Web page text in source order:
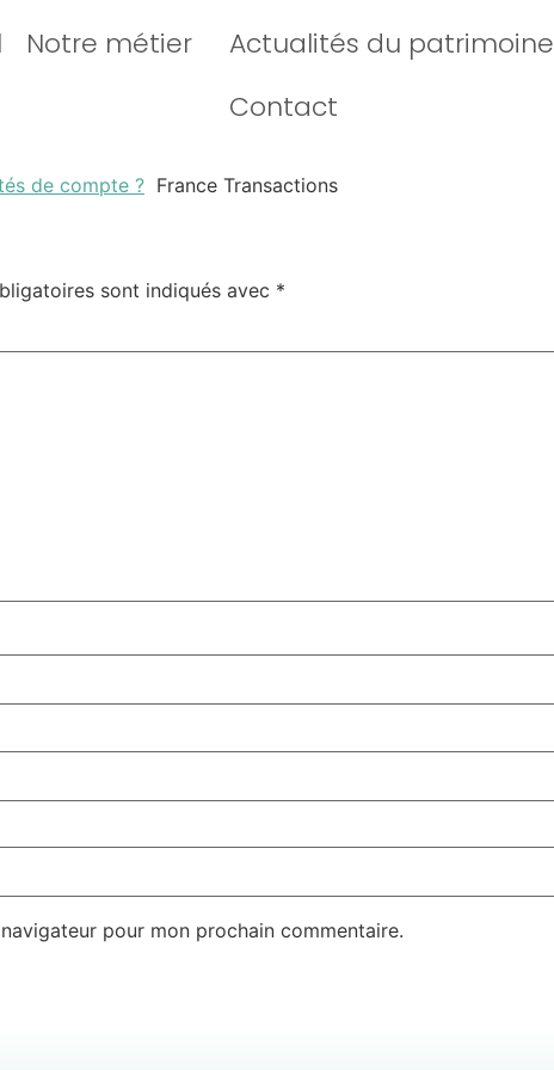
Notre métier Actualités du patrimoine
Contact
de compte ? France Transactions
sont indiqués avec *
pour mon prochain commentaire.